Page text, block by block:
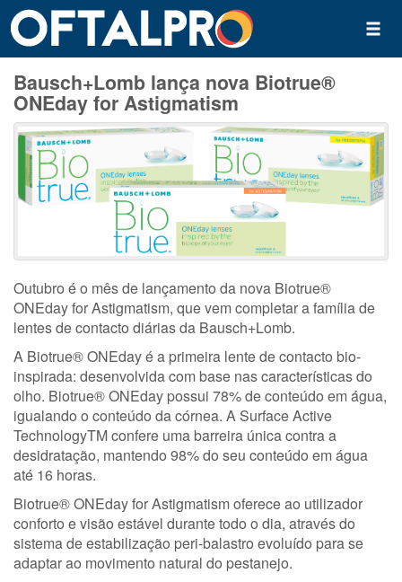
Bausch+Lomb lança nova Biotrue®
ONEday for Astigmatism
Outubro é o mês de lançamento da nova Biotrue®
ONEday for Astigmatism, que vem completar a família de
lentes de contacto diárias da Bausch+Lomb.
A Biotrue® ONEday é a primeira lente de contacto bio-
inspirada: desenvolvida com base nas características do
olho. Biotrue® ONEday possui 78% de conteúdo em água,
igualando o conteúdo da córnea. A Surface Active
TechnologyTMconfere uma barreira única contra a
desidratação, mantendo 98% do seu conteúdo em água
até 16 horas.
Biotrue® ONEday for Astigmatism oferece ao utilizador
conforto e visão estável durante todo o dia, através do
sistema de estabilização peri-balastro evoluído para se
adaptar ao movimento natural do pestanejo.